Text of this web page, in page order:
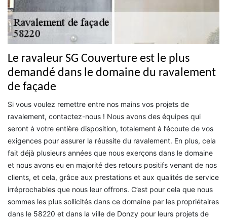
Le ravaleur SG Couverture est le plus
demandé dans le domaine du ravalement
de façade
Si vous voulez remettre entre nos mains vos projets de
ravalement, contactez-nous ! Nous avons des équipes qui
seront à votre entière disposition, totalement à l’écoute de vos
exigences pour assurer la réussite du ravalement. En plus, cela
fait déjà plusieurs années que nous exerçons dans le domaine
et nous avons eu en majorité des retours positifs venant de nos
clients, et cela, grâce aux prestations et aux qualités de service
irréprochables que nous leur offrons. C’est pour cela que nous
sommes les plus sollicités dans ce domaine par les propriétaires
dans le 58220 et dans la ville de Donzy pour leurs projets de